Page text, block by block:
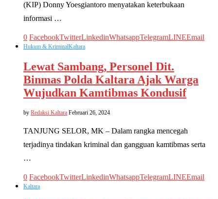
(KIP) Donny Yoesgiantoro menyatakan keterbukaan
informasi …
0 FacebookTwitterLinkedinWhatsappTelegramLINEEmail
Hukum & KriminalKaltara
Lewat Sambang, Personel Dit.
Binmas Polda Kaltara Ajak Warga
Wujudkan Kamtibmas Kondusif
by Redaksi Kaltara Februari 26, 2024
TANJUNG SELOR, MK – Dalam rangka mencegah
terjadinya tindakan kriminal dan gangguan kamtibmas serta
…
0 FacebookTwitterLinkedinWhatsappTelegramLINEEmail
Kaltara